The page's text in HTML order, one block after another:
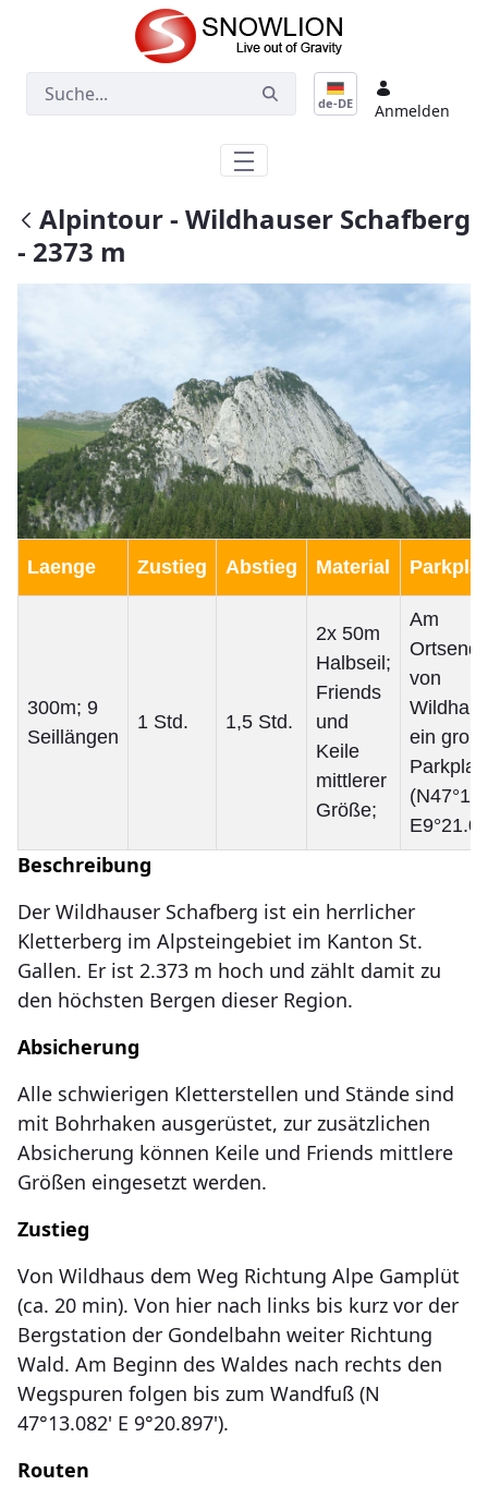
Zum Hauptinhalt springen
de-DE Anmelden
Alpintour - Wildhauser Schafberg
- 2373 m
Laenge Zustieg Abstieg Material
300m; 9
Seillängen
1 Std. 1,5 Std.
2x 50m
Halbseil;
Friends
und
Keile
mittlerer
Größe;
Am
von
ein
Beschreibung
Der Wildhauser Schafberg ist ein herrlicher
Kletterberg im Alpsteingebiet im Kanton St.
Gallen. Er ist 2.373 m hoch und zählt damit zu
den höchsten Bergen dieser Region.
Absicherung
Alle schwierigen Kletterstellen und Stände sind
mit Bohrhaken ausgerüstet, zur zusätzlichen
Absicherung können Keile und Friends mittlere
Größen eingesetzt werden.
Zustieg
Von Wildhaus dem Weg Richtung Alpe Gamplüt
(ca. 20 min). Von hier nach links bis kurz vor der
Bergstation der Gondelbahn weiter Richtung
Wald. Am Beginn des Waldes nach rechts den
Wegspuren folgen bis zum Wandfuß (N
47°13.082' E 9°20.897').
Routen